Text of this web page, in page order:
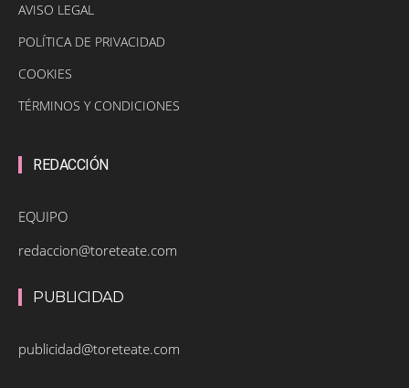
AVISO LEGAL
POLÍTICA DE PRIVACIDAD
COOKIES
TÉRMINOS Y CONDICIONES
REDACCIÓN
EQUIPO
redaccion@toreteate.com
PUBLICIDAD
publicidad@toreteate.com